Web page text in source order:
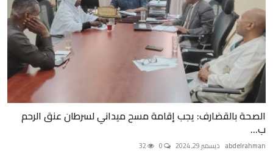
الصحة بالقضارف: يجب إقامة مسح ميداني لسرطان عنق الرحم
ب...
abdelrahman ديسمبر 29, 2024